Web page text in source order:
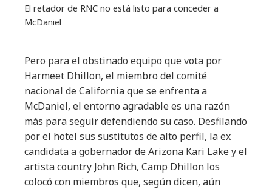
El retador de RNC no está listo para conceder a
McDaniel
Pero para el obstinado equipo que vota por
Harmeet Dhillon, el miembro del comité
nacional de California que se enfrenta a
McDaniel, el entorno agradable es una razón
más para seguir defendiendo su caso. Desfilando
por el hotel sus sustitutos de alto perfil, la ex
candidata a gobernador de Arizona Kari Lake y el
artista country John Rich, Camp Dhillon los
colocó con miembros que, según dicen, aún